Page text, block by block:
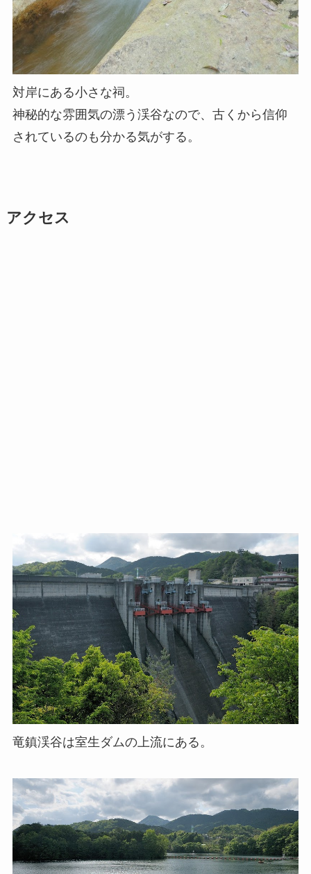
対岸にある小さな祠。
神秘的な雰囲気の漂う渓谷なので、古くから信仰
されているのも分かる気がする。
アクセス
竜鎮渓谷は室生ダムの上流にある。